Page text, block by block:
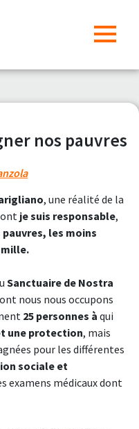
nos pauvres
, une réalité de la
je suis responsable,
les moins
Sanctuaire de Nostra
nous nous occupons
25 personnes à qui
une protection, mais
pour les différentes
sociale et
examens médicaux dont